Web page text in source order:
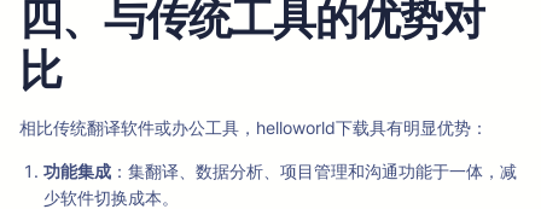
四、与传统工具的优势对
比
相比传统翻译软件或办公工具，helloworld下载具有明显优势：
功能集成 ：集翻译、数据分析、项目管理和沟通功能于一体，减
少软件切换成本。